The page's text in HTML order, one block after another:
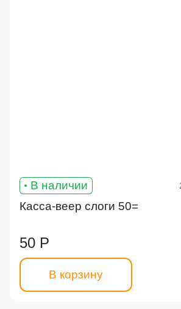
В наличии
Касса-веер слоги 50=
50 Р
В корзину